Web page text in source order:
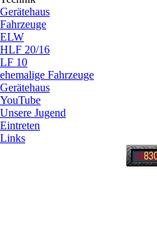
Gerätehaus
Fahrzeuge
ELW
HLF 20/16
LF 10
ehemalige Fahrzeuge
Gerätehaus
YouTube
Unsere Jugend
Eintreten
Links